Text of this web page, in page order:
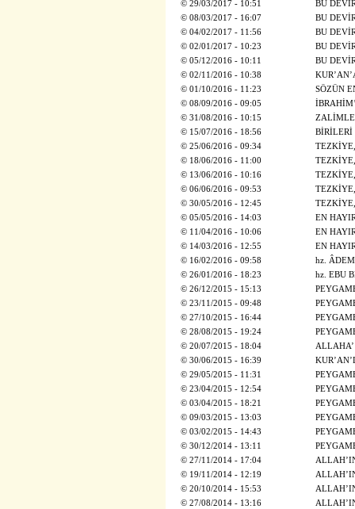
© 29/03/2017 - 10:51
BU
© 08/03/2017 - 16:07
BU
© 04/02/2017 - 11:56
BU
© 02/01/2017 - 10:23
BU
© 05/12/2016 - 10:11
BU
© 02/11/2016 - 10:38
© 01/10/2016 - 11:23
SÖZÜN
© 08/09/2016 - 09:05
© 31/08/2016 - 10:15
© 15/07/2016 - 18:56
BİRİLERİ
© 25/06/2016 - 09:34
© 18/06/2016 - 11:00
© 13/06/2016 - 10:16
© 06/06/2016 - 09:53
© 30/05/2016 - 12:45
© 05/05/2016 - 14:03
EN
© 11/04/2016 - 10:06
EN
© 14/03/2016 - 12:55
EN
© 16/02/2016 - 09:58
hz.
© 26/01/2016 - 18:23
hz. EBU
© 26/12/2015 - 15:13
© 23/11/2015 - 09:48
© 27/10/2015 - 16:44
© 28/08/2015 - 19:24
© 20/07/2015 - 18:04
© 30/06/2015 - 16:39
© 29/05/2015 - 11:31
© 23/04/2015 - 12:54
© 03/04/2015 - 18:21
© 09/03/2015 - 13:03
© 03/02/2015 - 14:43
© 30/12/2014 - 13:11
© 27/11/2014 - 17:04
© 19/11/2014 - 12:19
© 20/10/2014 - 15:53
© 27/08/2014 - 13:16